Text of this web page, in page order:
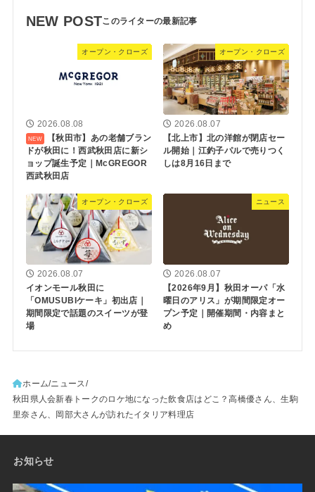
NEW POST
オープン・クローズ
2026.08.08
【秋田市】あの老舗ブラン
ドが秋田に！西武秋田店に新シ
ョップ誕生予定｜McGREGOR
西武秋田店
オープン・クローズ
2026.08.07
【北上市】北の洋館が閉店セー
ル開始｜江釣子パルで売りつく
しは8月16日まで
オープン・クローズ
2026.08.07
イオンモール秋田に
「OMUSUBIケーキ」初出店｜
期間限定で話題のスイーツが登
場
ニュース
2026.08.07
【2026年9月】秋田オーパ「水
曜日のアリス」が期間限定オー
プン予定｜開催期間・内容まと
め
ホーム ニュース
秋田県人会新春トークのロケ地になった飲食店はどこ？高橋優さん、生駒
里奈さん、岡部大さんが訪れたイタリア料理店
お知らせ